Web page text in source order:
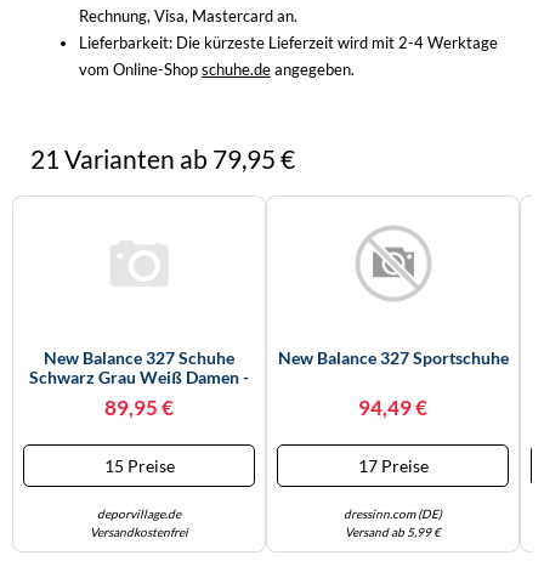
Rechnung, Visa, Mastercard an.
Lieferbarkeit: Die kürzeste Lieferzeit wird mit 2-4 Werktage
vom Online-Shopschuhe.deangegeben.
21 Varianten ab 79,95 €
New Balance 327 Schuhe
Schwarz Grau Weiß Damen -
40
89,95 €
15 Preise
deporvillage.de
Versandkostenfrei
New Balance 327 Sportschuhe
94,49 €
17 Preise
dressinn.com (DE)
Versand ab 5,99 €